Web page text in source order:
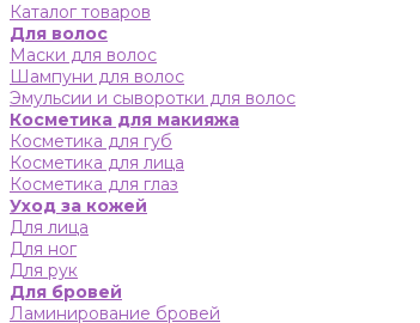
Каталог товаров
Для волос
Маски для волос
Шампуни для волос
Эмульсии и сыворотки для волос
Косметика для макияжа
Косметика для губ
Косметика для лица
Косметика для глаз
Уход за кожей
Для лица
Для ног
Для рук
Для бровей
Ламинирование бровей